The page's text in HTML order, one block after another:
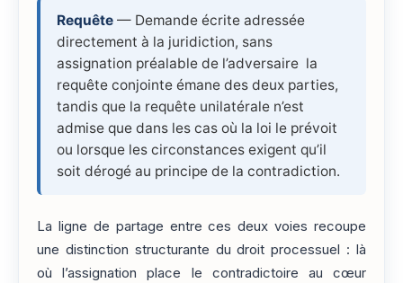
Requête — Demande écrite adressée
directement à la juridiction, sans
assignation préalable de l’adversaire la
requête conjointe émane des deux parties,
tandis que la requête unilatérale n’est
admise que dans les cas où la loi le prévoit
ou lorsque les circonstances exigent qu’il
soit dérogé au principe de la contradiction.
La ligne de partage entre ces deux voies recoupe
une distinction structurante du droit processuel : là
où l’assignation place le contradictoire au cœur